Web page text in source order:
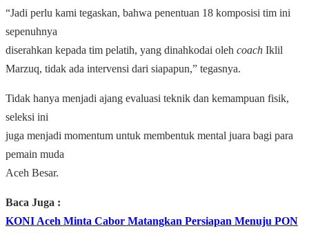
“Jadi perlu kami tegaskan, bahwa penentuan 18 komposisi tim ini
sepenuhnya
diserahkan kepada tim pelatih, yang dinahkodai oleh coach Iklil
Marzuq, tidak ada intervensi dari siapapun,” tegasnya.
Tidak hanya menjadi ajang evaluasi teknik dan kemampuan fisik,
seleksi ini
juga menjadi momentum untuk membentuk mental juara bagi para
pemain muda
Aceh Besar.
Baca Juga :
KONI Aceh Minta Cabor Matangkan Persiapan Menuju PON